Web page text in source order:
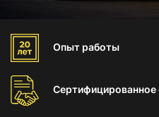
Опыт работы
Сертифицированное